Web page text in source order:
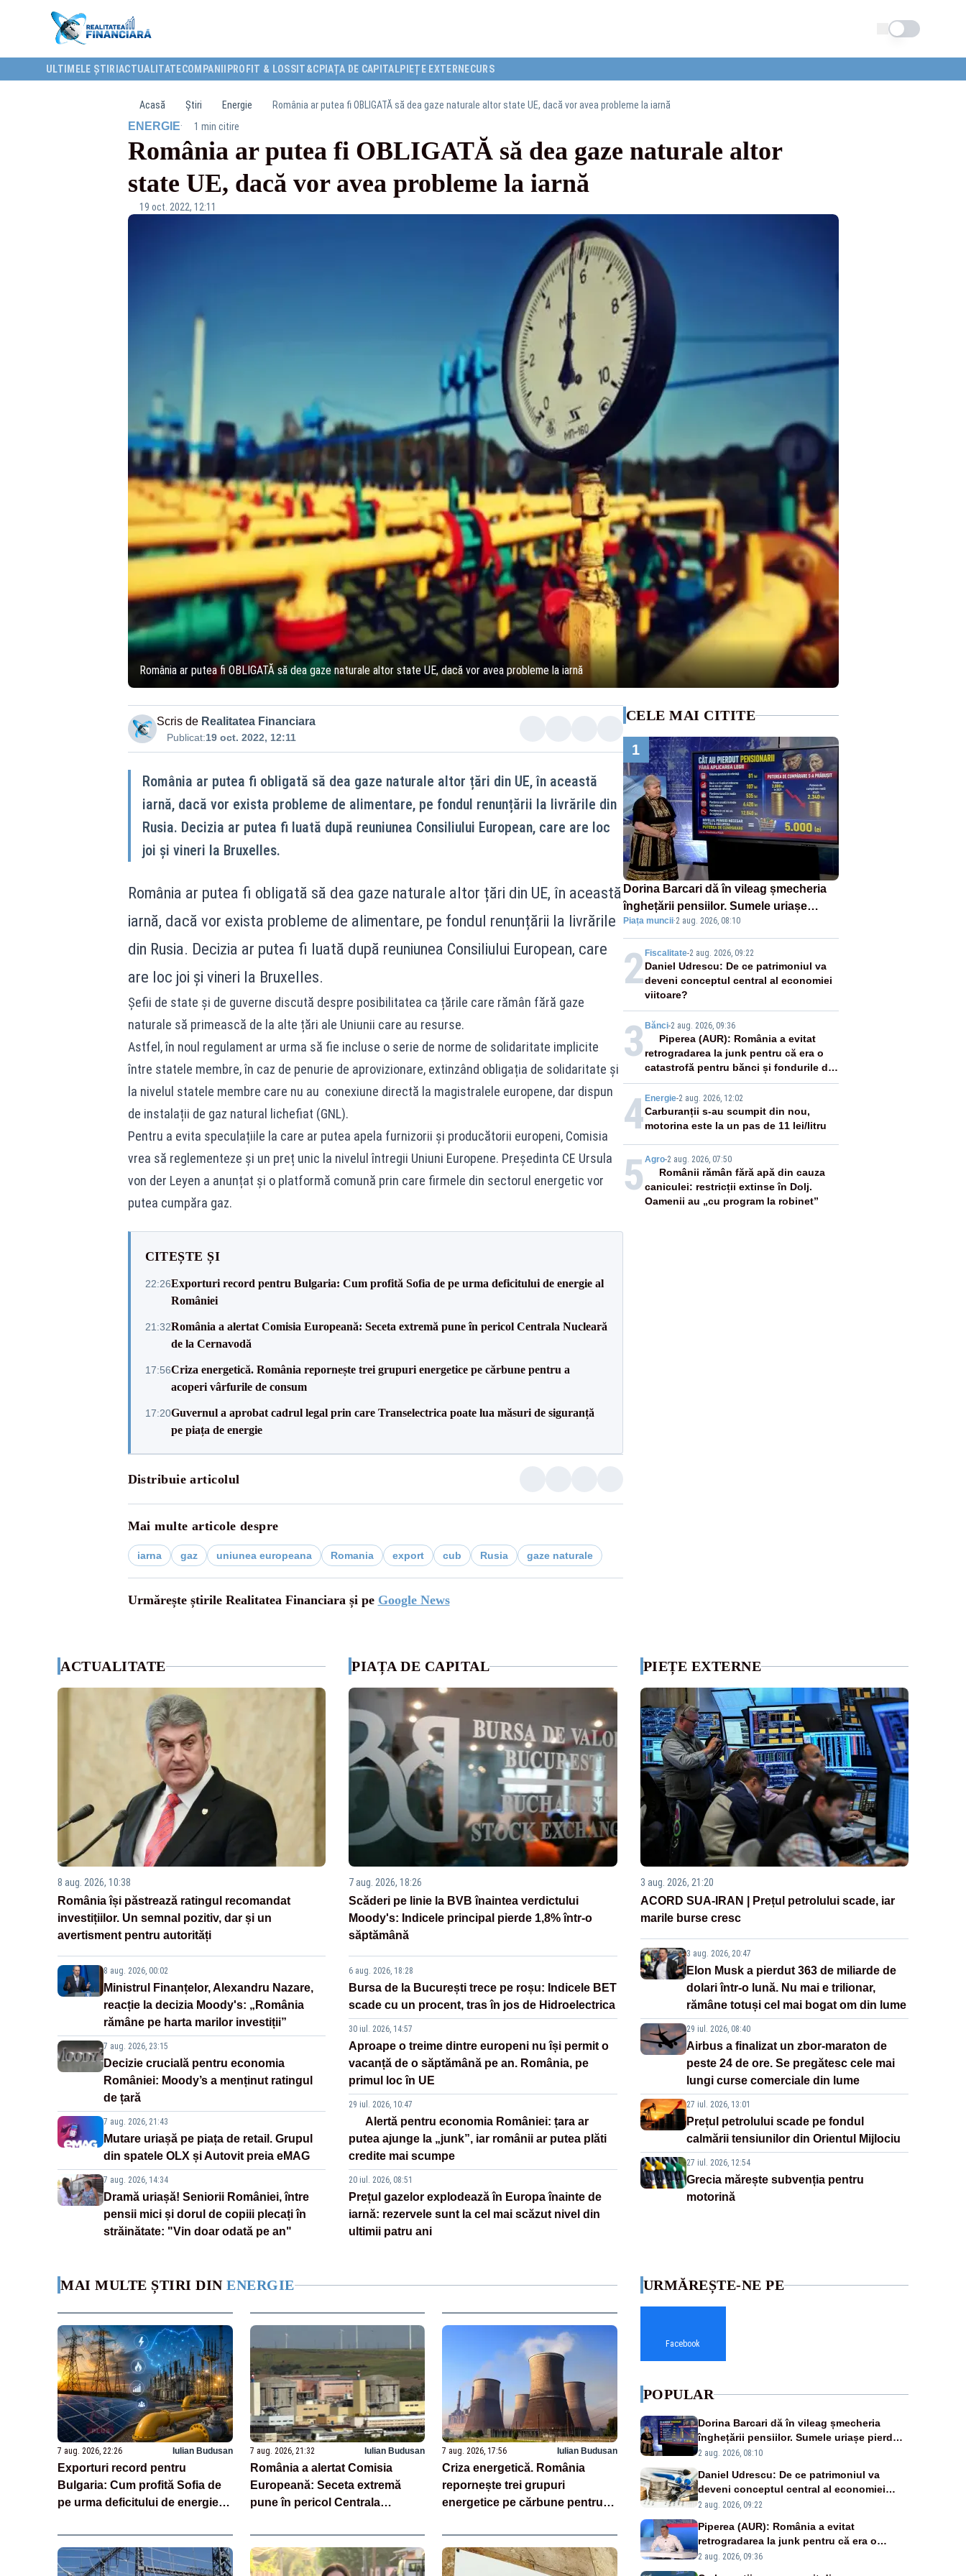
Schimba tema
ULTIMELE ȘTIRI ACTUALITATECOMPANII PROFIT & LOSS IT&C PIAȚA DE CAPITALPIEȚE EXTERNECURS
Acasă Știri Energie România ar putea fi OBLIGATĂ să dea gaze naturale altor state UE, dacă vor avea probleme la iarnă
ENERGIE· 1 min citire
România ar putea fi OBLIGATĂ să dea gaze naturale altor
state UE, dacă vor avea probleme la iarnă
19 oct. 2022, 12:11
România ar putea fi OBLIGATĂ să dea gaze naturale altor state UE, dacă vor avea probleme la iarnă
Scris de Realitatea Financiara
Publicat:19 oct. 2022, 12:11
România ar putea fi obligată să dea gaze naturale altor țări din UE, în această
iarnă, dacă vor exista probleme de alimentare, pe fondul renunțării la livrările din
Rusia. Decizia ar putea fi luată după reuniunea Consiliului European, care are loc
joi și vineri la Bruxelles.
România ar putea fi obligată să dea gaze naturale altor țări din UE, în această
iarnă, dacă vor exista probleme de alimentare, pe fondul renunțării la livrările
din Rusia. Decizia ar putea fi luată după reuniunea Consiliului European, care
are loc joi și vineri la Bruxelles.
Șefii de state și de guverne discută despre posibilitatea ca țările care rămân fără gaze
naturale să primească de la alte țări ale Uniunii care au resurse.
Astfel, în noul regulament ar urma să fie incluse o serie de norme de solidaritate implicite
între statele membre, în caz de penurie de aprovizionare, extinzând obligația de solidaritate și
la nivelul statele membre care nu au conexiune directă la magistralele europene, dar dispun
de instalații de gaz natural lichefiat (GNL).
Pentru a evita speculațiile la care ar putea apela furnizorii și producătorii europeni, Comisia
vrea să reglementeze și un preț unic la nivelul întregii Uniuni Europene. Președinta CE Ursula
von der Leyen a anunțat și o platformă comună prin care firmele din sectorul energetic vor
putea cumpăra gaz.
CITEȘTE ȘI
22:26Exporturi record pentru Bulgaria: Cum profită Sofia de pe urma deficitului de energie al
României
21:32România a alertat Comisia Europeană: Seceta extremă pune în pericol Centrala Nucleară
de la Cernavodă
17:56Criza energetică. România repornește trei grupuri energetice pe cărbune pentru a
acoperi vârfurile de consum
17:20Guvernul a aprobat cadrul legal prin care Transelectrica poate lua măsuri de siguranță
pe piața de energie
Distribuie articolul
Mai multe articole despre
iarna gaz uniunea europeana Romania export cub Rusia gaze naturale
Urmărește știrile Realitatea Financiara și pe Google News
CELE MAI CITITE
1
Dorina Barcari dă în vileag șmecheria
înghețării pensiilor. Sumele uriașe
pierdute de fiecare român
Piața muncii·2 aug. 2026, 08:10
2 Fiscalitate-2 aug. 2026, 09:22
Daniel Udrescu: De ce patrimoniul va
deveni conceptul central al economiei
viitoare?
3 Bănci-2 aug. 2026, 09:36
Piperea (AUR): România a evitat
retrogradarea la junk pentru că era o
catastrofă pentru bănci și fondurile de
pensii
4 Energie-2 aug. 2026, 12:02
Carburanții s-au scumpit din nou,
motorina este la un pas de 11 lei/litru
5 Agro-2 aug. 2026, 07:50
Românii rămân fără apă din cauza
caniculei: restricții extinse în Dolj.
Oamenii au „cu program la robinet”
ACTUALITATE
8 aug. 2026, 10:38
România își păstrează ratingul recomandat
investițiilor. Un semnal pozitiv, dar și un
avertisment pentru autorități
8 aug. 2026, 00:02
Ministrul Finanțelor, Alexandru Nazare,
reacție la decizia Moody's: „România
rămâne pe harta marilor investiții”
7 aug. 2026, 23:15
Decizie crucială pentru economia
României: Moody’s a menținut ratingul
de țară
7 aug. 2026, 21:43
Mutare uriașă pe piața de retail. Grupul
din spatele OLX și Autovit preia eMAG
7 aug. 2026, 14:34
Dramă uriașă! Seniorii României, între
pensii mici și dorul de copiii plecați în
străinătate: "Vin doar odată pe an"
PIAȚA DE CAPITAL
7 aug. 2026, 18:26
Scăderi pe linie la BVB înaintea verdictului
Moody's: Indicele principal pierde 1,8% într-o
săptămână
6 aug. 2026, 18:28
Bursa de la București trece pe roșu: Indicele BET
scade cu un procent, tras în jos de Hidroelectrica
30 iul. 2026, 14:57
Aproape o treime dintre europeni nu își permit o
vacanță de o săptămână pe an. România, pe
primul loc în UE
29 iul. 2026, 10:47
Alertă pentru economia României: țara ar
putea ajunge la „junk”, iar românii ar putea plăti
credite mai scumpe
20 iul. 2026, 08:51
Prețul gazelor explodează în Europa înainte de
iarnă: rezervele sunt la cel mai scăzut nivel din
ultimii patru ani
PIEȚE EXTERNE
3 aug. 2026, 21:20
ACORD SUA-IRAN | Prețul petrolului scade, iar
marile burse cresc
3 aug. 2026, 20:47
Elon Musk a pierdut 363 de miliarde de
dolari într-o lună. Nu mai e trilionar,
rămâne totuși cel mai bogat om din lume
29 iul. 2026, 08:40
Airbus a finalizat un zbor-maraton de
peste 24 de ore. Se pregătesc cele mai
lungi curse comerciale din lume
27 iul. 2026, 13:01
Prețul petrolului scade pe fondul
calmării tensiunilor din Orientul Mijlociu
27 iul. 2026, 12:54
Grecia mărește subvenția pentru
motorină
MAI MULTE ȘTIRI DIN ENERGIE
7 aug. 2026, 22:26 Iulian Budusan
Exporturi record pentru
Bulgaria: Cum profită Sofia de
pe urma deficitului de energie al
7 aug. 2026, 21:32 Iulian Budusan
România a alertat Comisia
Europeană: Seceta extremă
pune în pericol Centrala
7 aug. 2026, 17:56 Iulian Budusan
Criza energetică. România
repornește trei grupuri
energetice pe cărbune pentru a
URMĂREȘTE-NE PE
Facebook
POPULAR
Dorina Barcari dă în vileag șmecheria
înghețării pensiilor. Sumele uriașe pierdute
de fiecare român
2 aug. 2026, 08:10
Daniel Udrescu: De ce patrimoniul va
deveni conceptul central al economiei
viitoare?
2 aug. 2026, 09:22
Piperea (AUR): România a evitat
retrogradarea la junk pentru că era o
catastrofă pentru bănci și fondurile de
2 aug. 2026, 09:36